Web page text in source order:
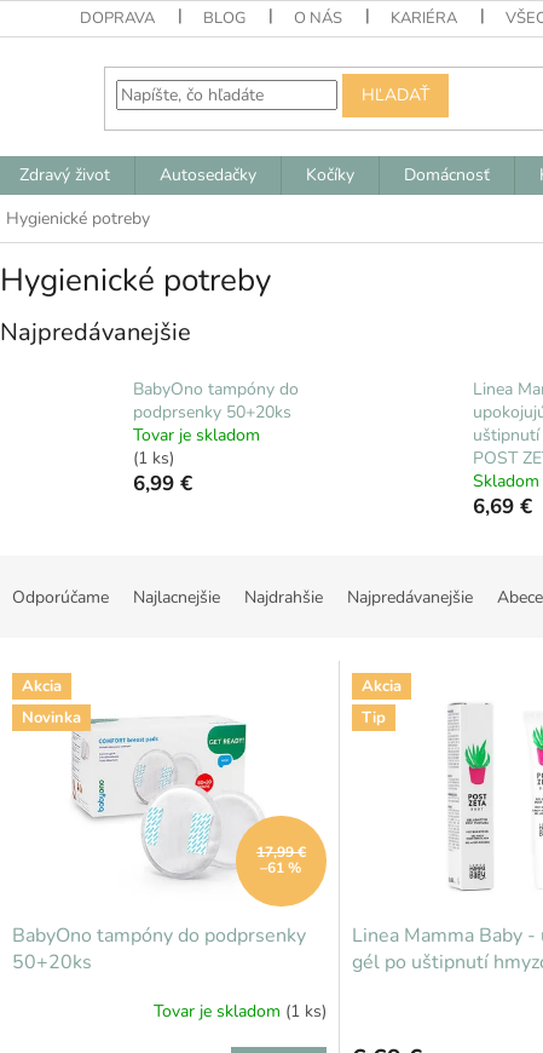
DOPRAVA BLOG O NÁS KARIÉRA
HĽADAŤ
Zdravý život Autosedačky Kočíky Domácnosť
Hygienické potreby
Hygienické potreby
Najpredávanejšie
BabyOno tampóny do
podprsenky 50+20ks
Tovar je skladom
(1 ks)
6,99 €
Linea
uštipnutí
POST
Skladom
6,69 €
Odporúčame Najlacnejšie Najdrahšie Najpredávanejšie
V
p
Akcia
Novinka
17,99 €
–61 %
BabyOno tampóny do podprsenky
50+20ks
Tovar je skladom (1 ks)
Akcia
Tip
Linea Mamma Baby -
gél po uštipnutí